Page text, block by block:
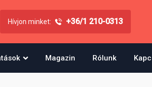
Hívjon minket: +36/1 210-0313
Magazin Rólunk